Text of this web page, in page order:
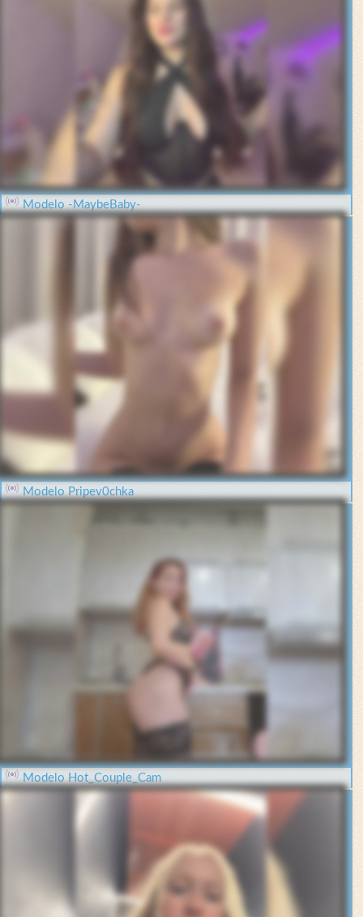
Modelo -MaybeBaby-
Modelo Pripev0chka
Modelo Hot_Couple_Cam